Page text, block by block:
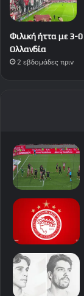
Φιλική ήττα με 3-
Ολλανδία
2 εβδομάδες πριν